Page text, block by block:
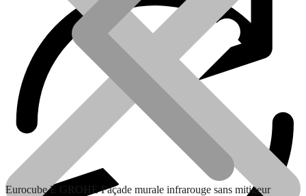
Eurocube E GROHE Façade murale infrarouge sans mitigeur